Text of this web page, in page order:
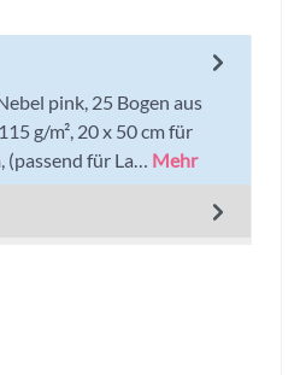
pink, 25 Bogen aus
g/m², 20 x 50 cm für
(passend für La… Mehr